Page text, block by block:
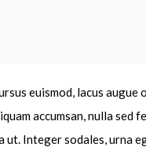
euismod, lacus
accumsan, nulla
ut. Integer sodales, urna